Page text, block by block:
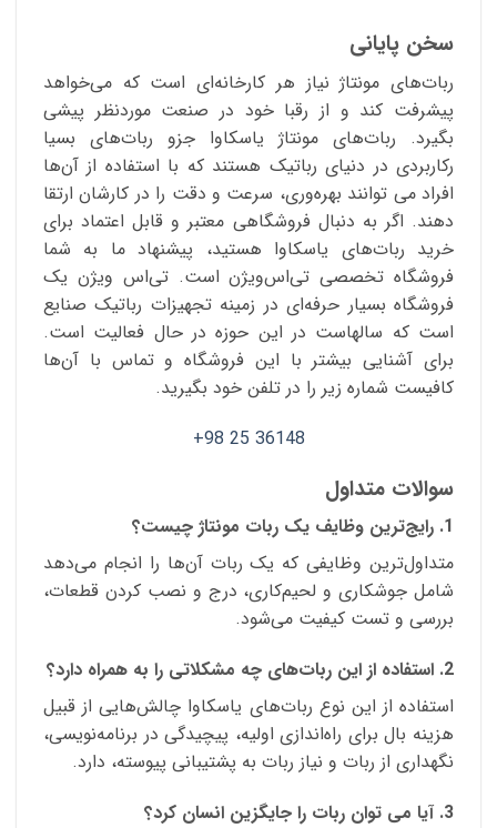
سخن پایانی
ربات‌‌های مونتاژ نیاز هر کارخانه‌ای است که می‌خواهد
پیشرفت کند و از رقبا خود در صنعت موردنظر پیشی
بگیرد. ربات‌های مونتاژ یاسکاوا جزو ربات‌های بسیا
رکاربردی در دنیای رباتیک هستند که با استفاده از آن‌ها
افراد می توانند بهره‌وری، سرعت و دقت را در کارشان ارتقا
دهند. اگر به دنبال فروشگاهی معتبر و قابل اعتماد برای
خرید ربات‌های یاسکاوا هستید، پیشنهاد ما به شما
فروشگاه تخصصی تی‌اس‌ویژن است. تی‌اس ویژن یک
فروشگاه بسیار حرفه‌ای در زمینه تجهیزات رباتیک صنایع
است که سالهاست در این حوزه در حال فعالیت است.
برای آشنایی بیشتر با این فروشگاه و تماس با آن‌ها
کافیست شماره زیر را در تلفن خود بگیرید.
36148 25 98+
سوالات متداول
1. رایج‌ترین وظایف یک ربات مونتاژ چیست؟
متداول‌ترین وظایفی که یک ربات آن‌ها را انجام می‌دهد
شامل جوشکاری و لحیم‌کاری، درج و نصب کردن قطعات،
بررسی و تست کیفیت می‌شود.
2. استفاده از این ربات‌های چه مشکلاتی را به همراه دارد؟
استفاده از این نوع ربات‌های یاسکاوا چالش‌هایی از قبیل
هزینه بال برای راه‌اندازی اولیه، پیچیدگی در برنامه‌نویسی،
نگهداری از ربات و نیاز ربات به پشتیبانی پیوسته، دارد.
3. آیا می توان ربات را جایگزین انسان کرد؟